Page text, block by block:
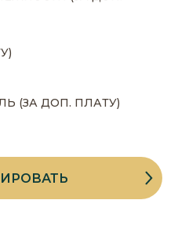
(ЗА ДОП. ПЛАТУ)